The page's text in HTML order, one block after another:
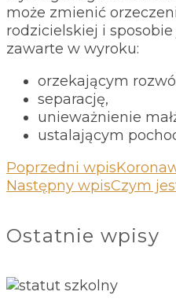
może zmienić
rodzicielskiej i
zawarte w wyroku:
orzekającym
separację,
unieważnienie
ustalającym
Poprzedni wpis
Następny wpisCzym
Ostatnie wpisy